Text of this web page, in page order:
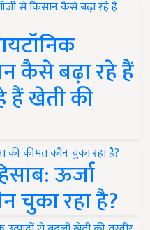
कैसे बढ़ा रहे हैं
हैं खेती की
ऊर्जा
चुका रहा है?